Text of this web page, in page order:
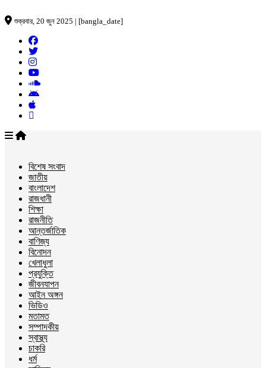
শুক্রবার, 20 জুন 2025 | [bangla_date]
বিশেষ সংবাদ
জাতীয়
বাংলাদেশ
রাজধানী
শিক্ষা
রাজনীতি
আন্তর্জাতিক
বাণিজ্য
বিনোদন
খেলাধুলা
প্রযুক্তি
জীবনযাপন
আইন অঙ্গন
ভিডিও
মতামত
সম্পাদকীয়
স্বাস্থ্য
চাকরি
ধর্ম